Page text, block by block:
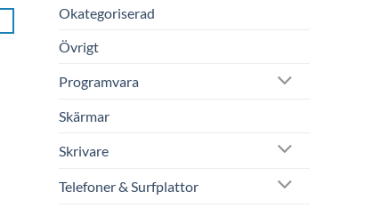
Okategoriserad
Övrigt
Programvara
Skärmar
Skrivare
Telefoner & Surfplattor